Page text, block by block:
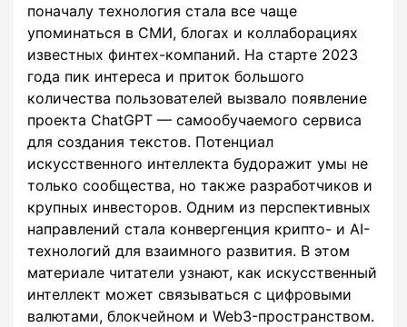
поначалу технология стала все чаще
упоминаться в СМИ, блогах и коллаборациях
известных финтех-компаний. На старте 2023
года пик интереса и приток большого
количества пользователей вызвало появление
проекта ChatGPT — самообучаемого сервиса
для создания текстов. Потенциал
искусственного интеллекта будоражит умы не
только сообщества, но также разработчиков и
крупных инвесторов. Одним из перспективных
направлений стала конвергенция крипто- и AI-
технологий для взаимного развития. В этом
материале читатели узнают, как искусственный
интеллект может связываться с цифровыми
валютами, блокчейном и Web3-пространством.